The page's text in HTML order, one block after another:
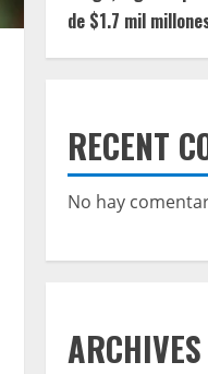
de $1.7 mil
RECENT
No hay
ARCHIVES